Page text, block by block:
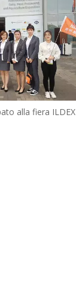
alla fiera ILDEX